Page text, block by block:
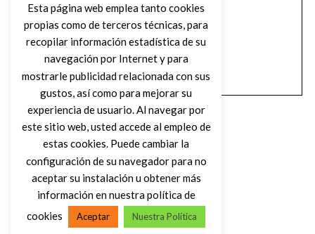
VOLVER AL INICIO
Esta página web emplea tanto cookies
propias como de terceros técnicas, para
recopilar información estadística de su
navegación por Internet y para
mostrarle publicidad relacionada con sus
gustos, así como para mejorar su
experiencia de usuario. Al navegar por
este sitio web, usted accede al empleo de
estas cookies. Puede cambiar la
configuración de su navegador para no
aceptar su instalación u obtener más
información en nuestra política de
cookies
Aceptar Nuestra Política